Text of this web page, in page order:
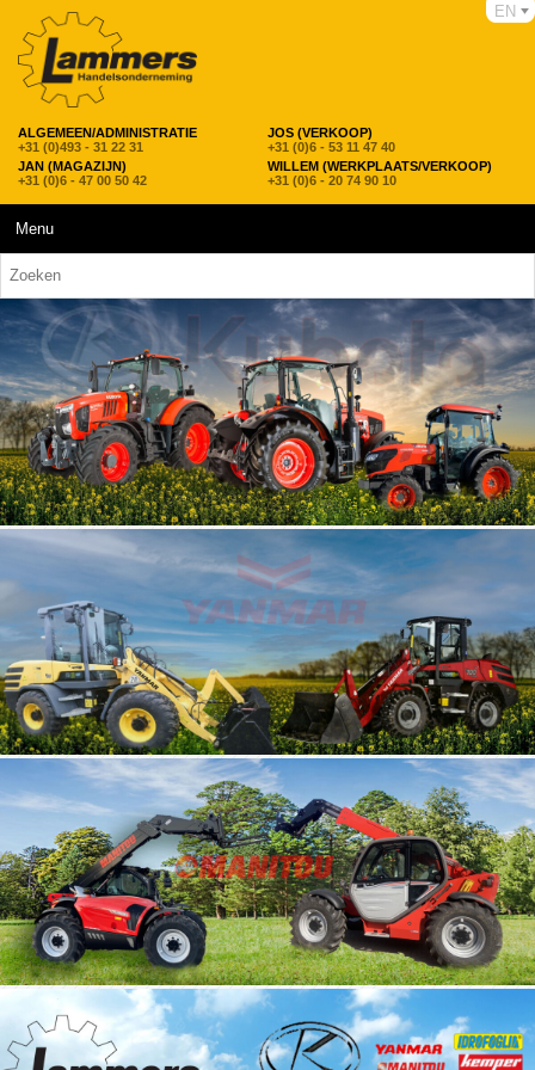
ALGEMEEN/ADMINISTRATIE
+31 (0)493 - 31 22 31
JOS (VERKOOP)
+31 (0)6 - 53 11 47 40
JAN (MAGAZIJN)
+31 (0)6 - 47 00 50 42
WILLEM (WERKPLAATS/VERKOOP)
+31 (0)6 - 20 74 90 10
EN
Menu